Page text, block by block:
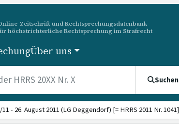
Zeitschrift und Rechtsprechungsdatenbank
höchstrichterliche Rechtsprechung im Strafrecht
Über uns
Suchen
11 - 26. August 2011 (LG Deggendorf) [= HRRS 2011 Nr. 1041]